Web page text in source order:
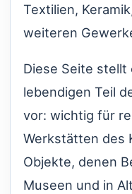
Textilien,
weiteren
Diese Seite stellt
lebendigen Teil
vor: wichtig für
Werkstätten des
Objekte, denen
Museen und in